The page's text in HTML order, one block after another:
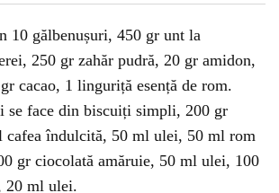
10 gălbenușuri, 450 gr unt la
250 gr zahăr pudră, 20 gr amidon,
cacao, 1 linguriță esență de rom.
se face din biscuiți simpli, 200 gr
cafea îndulcită, 50 ml ulei, 50 ml rom
gr ciocolată amăruie, 50 ml ulei, 100
20 ml ulei.